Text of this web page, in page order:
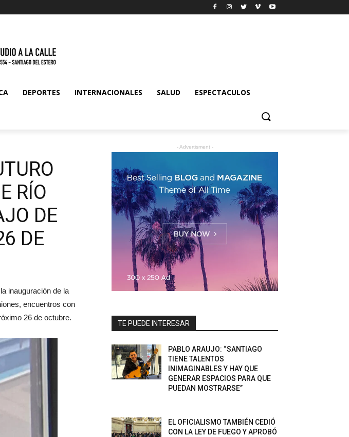
DEPORTES INTERNACIONALES SALUD ESPECTACULOS
RÍO
DE
DE
inauguración de la
encuentros con
26 de octubre.
- Advertisment -
TE PUEDE INTERESAR
PABLO ARAUJO: “SANTIAGO
TIENE TALENTOS
INIMAGINABLES Y HAY QUE
GENERAR ESPACIOS PARA QUE
PUEDAN MOSTRARSE”
EL OFICIALISMO TAMBIÉN CEDIÓ
CON LA LEY DE FUEGO Y APROBÓ